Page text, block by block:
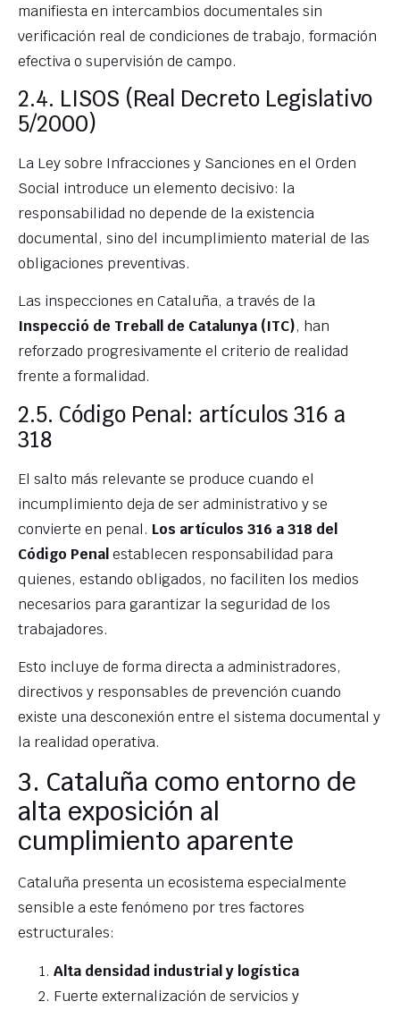
manifiesta en intercambios documentales sin
verificación real de condiciones de trabajo, formación
efectiva o supervisión de campo.
2.4. LISOS (Real Decreto Legislativo
5/2000)
La Ley sobre Infracciones y Sanciones en el Orden
Social introduce un elemento decisivo: la
responsabilidad no depende de la existencia
documental, sino del incumplimiento material de las
obligaciones preventivas.
Las inspecciones en Cataluña, a través de la
Inspecció de Treball de Catalunya (ITC), han
reforzado progresivamente el criterio de realidad
frente a formalidad.
2.5. Código Penal: artículos 316 a
318
El salto más relevante se produce cuando el
incumplimiento deja de ser administrativo y se
convierte en penal. Los artículos 316 a 318 del
Código Penalestablecen responsabilidad para
quienes, estando obligados, no faciliten los medios
necesarios para garantizar la seguridad de los
trabajadores.
Esto incluye de forma directa a administradores,
directivos y responsables de prevención cuando
existe una desconexión entre el sistema documental y
la realidad operativa.
3. Cataluña como entorno de
alta exposición al
cumplimiento aparente
Cataluña presenta un ecosistema especialmente
sensible a este fenómeno por tres factores
estructurales:
Alta densidad industrial y logística
Fuerte externalización de servicios y